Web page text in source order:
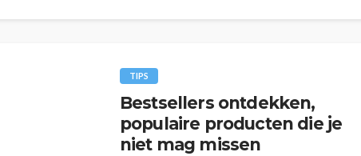
TIPS
Bestsellers ontdekken,
populaire producten die je
niet mag missen